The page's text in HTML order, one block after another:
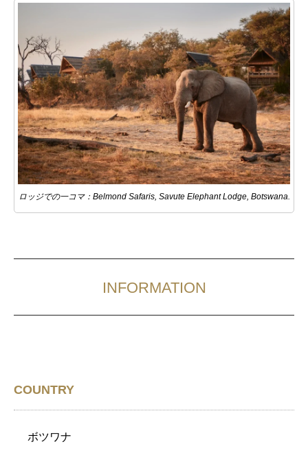
ロッジでの一コマ：Belmond Safaris, Savute Elephant Lodge, Botswana.
INFORMATION
COUNTRY
ボツワナ